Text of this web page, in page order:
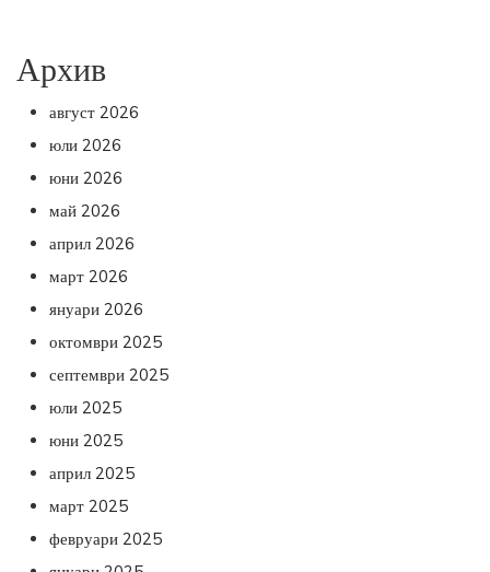
Архив
август 2026
юли 2026
юни 2026
май 2026
април 2026
март 2026
януари 2026
октомври 2025
септември 2025
юли 2025
юни 2025
април 2025
март 2025
февруари 2025